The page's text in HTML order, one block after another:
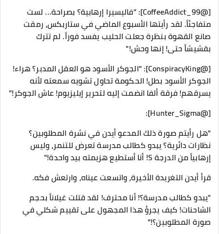
​[@CoffeeAddict_99]: "فاليسيرا إرهابية؟ بصراحة... لست
متفاجئاً. لقد رأيتها الأسبوع الماضي في ستاربكس، رمقت
صانع القهوة بنظرة جعلت الحليب يفسد فوراً. لم تترك
بقشيشاً حتى! إنها وحش!"
​[@ConspiracyKing]: "الجوكر الأسود هو العقل المدبر؟ هراء!
الجوكر الأسود بطل! الحكومة تحاول تشويه سمعته لأنه
يسرقهم! فرقة ألفا انضمت إليه لتحرير إيليزيوم! عاش الجوكر!"
​[@Hunter_Sigma]:
"هل رأيتم صورة ذلك المدعو أيدن في نشرة المطلوبين؟
نظارات دائرية؟ يبدو كطالب مدرسة تعرض للتنمر، وليس
إرهابياً من الدرجة S! أنا أستطيع هزيمته بيد واحدة!"
​قرأ أيدن التغريدة الأخيرة، واتسعت عيناه، وارتعش فكه.
​"يبدو كطالب مدرسة؟! أنا محترف! لقد قتلت غيلاناً بحجم
الشاحنات! كيف يجرؤ هذا المجهول على تقييم شكلي في
صورة المطلوبين؟!"